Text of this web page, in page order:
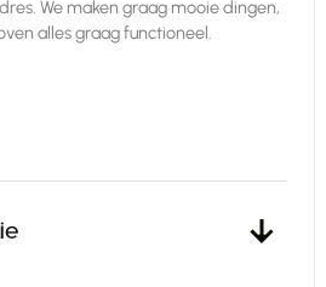
We maken graag mooie dingen,
alles graag functioneel.